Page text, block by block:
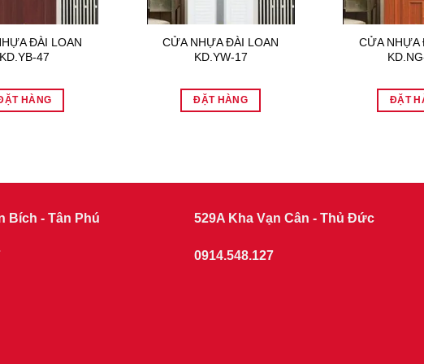
ĐÀI LOAN
KD.YB-47
HÀNG
CỬA NHỰA ĐÀI LOAN
KD.YW-17
ĐẶT HÀNG
CỬA NHỰA
ĐẶT
Bích - Tân Phú 529A Kha Vạn Cân - Thủ Đức
0914.548.127